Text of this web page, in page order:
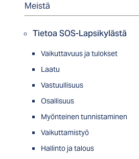
Meistä
Tietoa SOS-Lapsikylästä
Vaikuttavuus ja tulokset
Laatu
Vastuullisuus
Osallisuus
Myön­tei­nen tun­nis­ta­minen
Vaikuttamistyö
Hallinto ja talous